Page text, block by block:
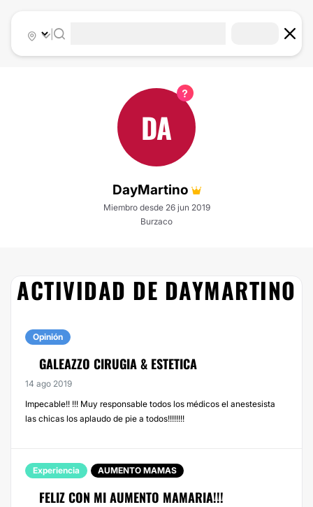
|
DA
DayMartino
Miembro desde 26 jun 2019
Burzaco
ACTIVIDAD DE DAYMARTINO
Opinión
GALEAZZO CIRUGIA & ESTETICA
14 ago 2019
Impecable!! !!! Muy responsable todos los médicos el anestesista
las chicas los aplaudo de pie a todos!!!!!!!!
Experiencia AUMENTO MAMAS
FELIZ CON MI AUMENTO MAMARIA!!!